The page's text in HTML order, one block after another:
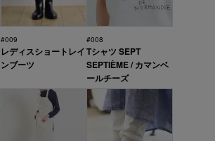
#009
レディスショートレイ
ンブーツ
#008
Tシャツ SEPT
SEPTIÈME / カマンベ
ールチーズ